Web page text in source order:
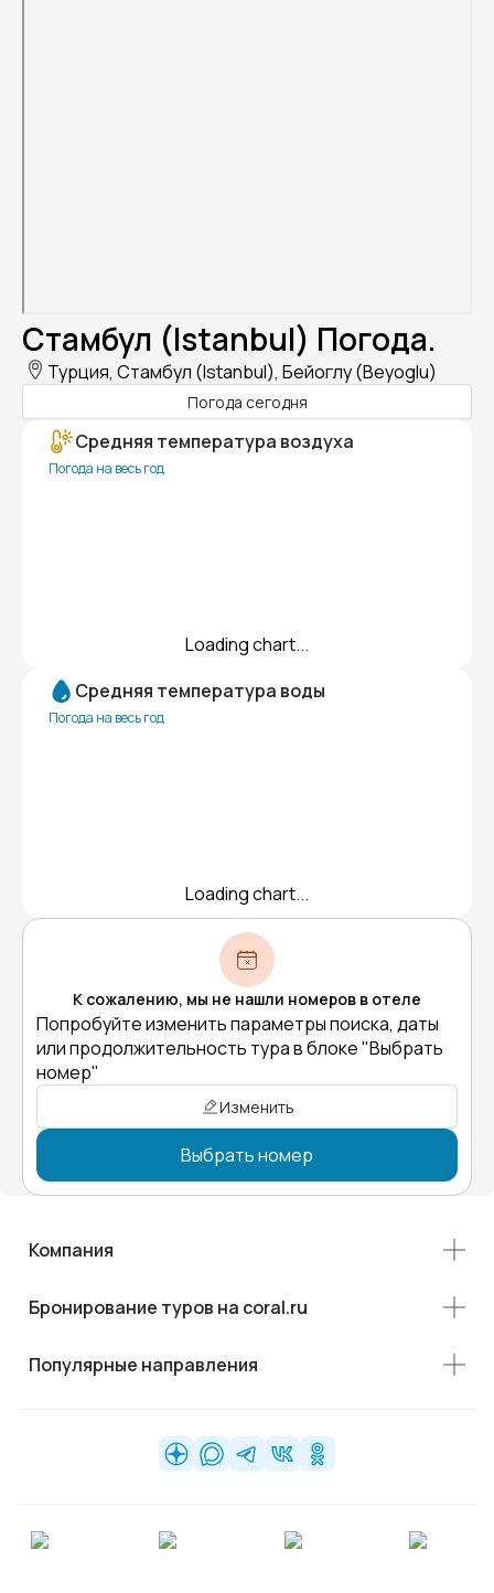
Стамбул (Istanbul) Погода.
Турция, Стамбул (Istanbul), Бейоглу (Beyoglu)
Погода сегодня
Средняя температура воздуха
Погода на весь год
Loading chart...
Средняя температура воды
Погода на весь год
Loading chart...
К сожалению, мы не нашли номеров в отеле
Попробуйте изменить параметры поиска, даты
или продолжительность тура в блоке "Выбрать
номер"
Изменить
Выбрать номер
Компания
Бронирование туров на coral.ru
Популярные направления